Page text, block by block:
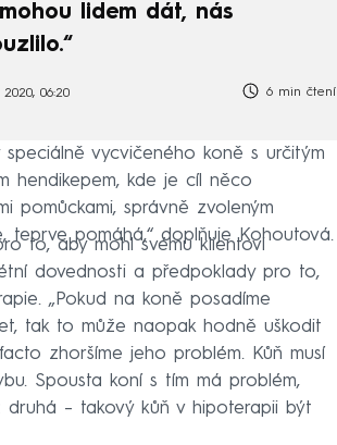
lidem dát, nás
06:20 6 min čtení
vycvičeného koně s určitým
hendikepem, kde je cíl něco
pomůckami, správně zvoleným
teprve pomáhá,“ doplňuje Kohoutová.
to, aby mohl svému klientovi
dovednosti a předpoklady pro to,
„Pokud na koně posadíme
tak to může naopak hodně uškodit
zhoršíme jeho problém. Kůň musí
Spousta koní s tím má problém,
– takový kůň v hipoterapii být